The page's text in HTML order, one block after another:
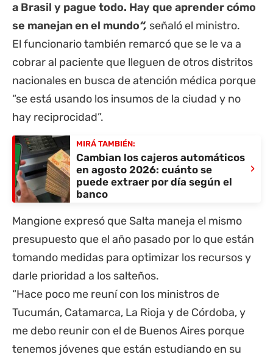
a Brasil y pague todo. Hay que aprender cómo
se manejan en el mundo“, señaló el ministro.
El funcionario también remarcó que se le va a
cobrar al paciente que lleguen de otros distritos
nacionales en busca de atención médica porque
“se está usando los insumos de la ciudad y no
hay reciprocidad”.
MIRÁ TAMBIÉN:
Cambian los cajeros automáticos
en agosto 2026: cuánto se
puede extraer por día según el
banco
›
Mangione expresó que Salta maneja el mismo
presupuesto que el año pasado por lo que están
tomando medidas para optimizar los recursos y
darle prioridad a los salteños.
“Hace poco me reuní con los ministros de
Tucumán, Catamarca, La Rioja y de Córdoba, y
me debo reunir con el de Buenos Aires porque
tenemos jóvenes que están estudiando en su